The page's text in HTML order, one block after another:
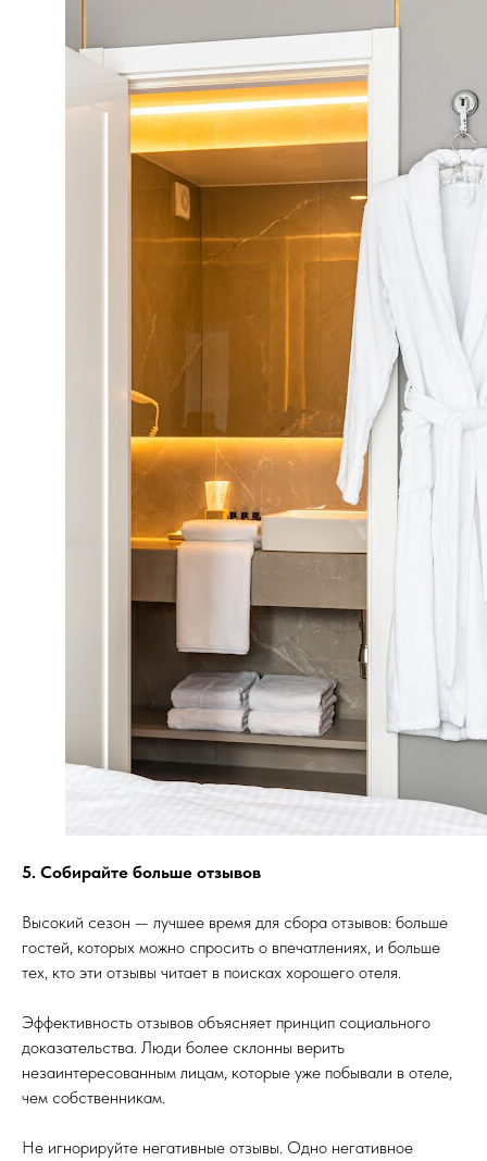
5. Собирайте больше отзывов
Высокий сезон — лучшее время для сбора отзывов: больше
гостей, которых можно спросить о впечатлениях, и больше
тех, кто эти отзывы читает в поисках хорошего отеля.
Эффективность отзывов объясняет принцип социального
доказательства. Люди более склонны верить
незаинтересованным лицам, которые уже побывали в отеле,
чем собственникам.
Не игнорируйте негативные отзывы. Одно негативное